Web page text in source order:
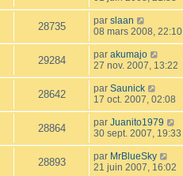
28735 par slaan
08 mars 2008, 22:10
29284 par akumajo
27 nov. 2007, 13:22
28642 par Saunick
17 oct. 2007, 02:08
28864 par Juanito1979
30 sept. 2007, 19:33
28893 par MrBlueSky
21 juin 2007, 16:02